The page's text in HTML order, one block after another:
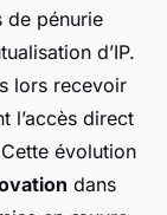
de pénurie
d’IP.
lors recevoir
l’accès direct
évolution
dans